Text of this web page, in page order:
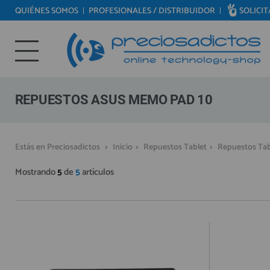
REPUESTOS MÓVILES
REPUESTOS TABLET
REPUESTOS VIDEOCONSOLAS
REPUESTOS OTROS DISPOSITIVOS
Bienvenid@ otra vez
YA SOY CLIENTE
Recordarme ¿Olvidó su contraseña?Recordar aquí
QUIÉNES SOMOS PROFESIONALES / DISTRIBUIDOR
REPUESTOS ASUS MEMO PAD 10
Estás en Preciosadictos > Inicio > Repuestos Tablet > Repuestos
Mostrando5de5artículos